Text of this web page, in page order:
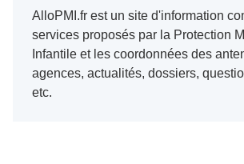
AlloPMI.fr est un site d'information
services proposés par la Protection
Infantile et les coordonnées des
agences, actualités, dossiers,
etc.